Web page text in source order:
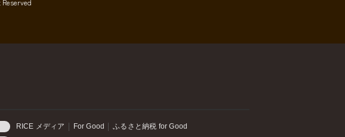
RICE メディア For Good ふるさと納税 for Good